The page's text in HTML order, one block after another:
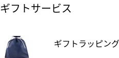
ギフトサービス
ギフトラッピング